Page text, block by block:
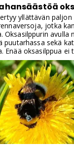
yllättävän paljon
jotka
Oksasilppurin avulla
puutarhassa sekä
Enää oksasilppua ei
jäteasemalle kun
erilaiset
materiaali ja
silputtu erikseen.
Cut-
saatavalle
sekä
Bosch TC-
uudelle tasolle!